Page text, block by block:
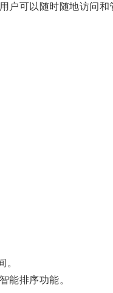
可以随时随地访问和
。
排序功能。